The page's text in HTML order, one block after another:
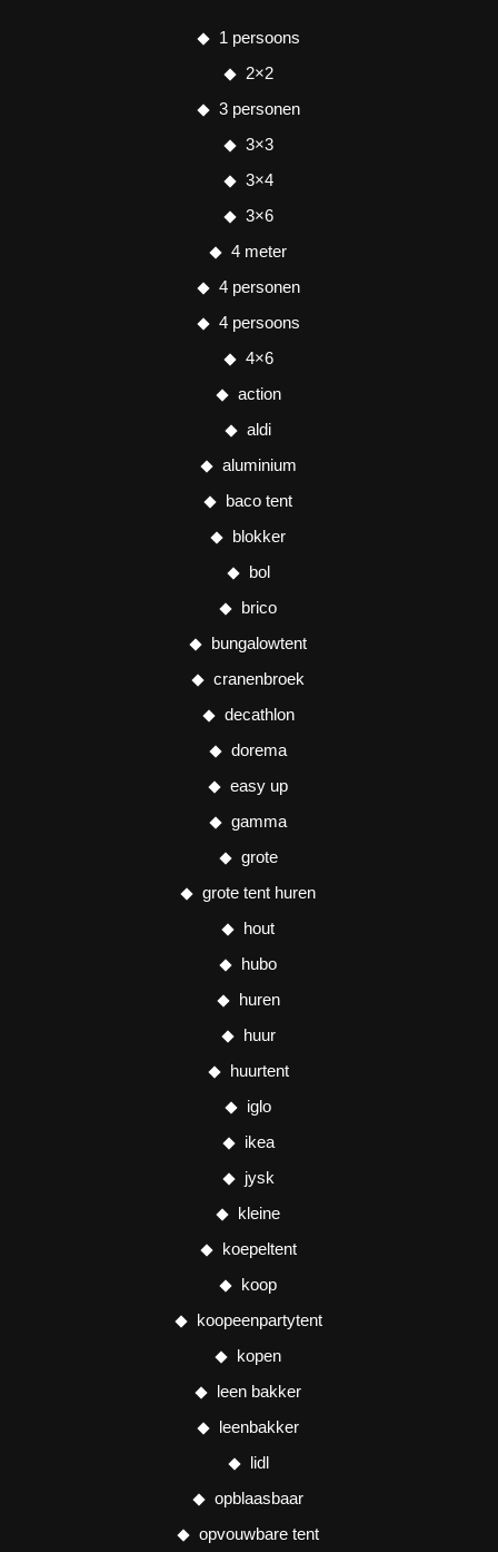
1 persoons
2×2
3 personen
3×3
3×4
3×6
4 meter
4 personen
4 persoons
4×6
action
aldi
aluminium
baco tent
blokker
bol
brico
bungalowtent
cranenbroek
decathlon
dorema
easy up
gamma
grote
grote tent huren
hout
hubo
huren
huur
huurtent
iglo
ikea
jysk
kleine
koepeltent
koop
koopeenpartytent
kopen
leen bakker
leenbakker
lidl
opblaasbaar
opvouwbare tent